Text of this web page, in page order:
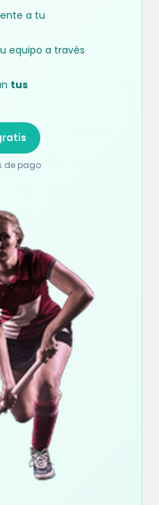
a tu
equipo a través
tus
de pago